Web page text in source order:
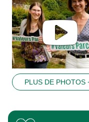
PLUS DE PHOTOS